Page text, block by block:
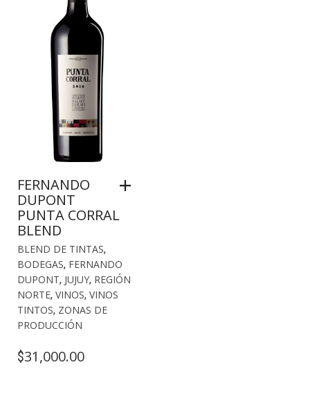
FERNANDO
DUPONT
PUNTA CORRAL
BLEND
BLEND DE TINTAS,
BODEGAS, FERNANDO
DUPONT, JUJUY, REGIÓN
NORTE, VINOS, VINOS
TINTOS, ZONAS DE
PRODUCCIÓN
$31,000.00